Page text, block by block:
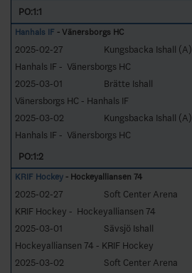
PO:1:1
Hanhals IF - Vänersborgs HC
2025-02-27
Kungsbacka Ishall (A)
Hanhals IF - Vänersborgs HC
2025-03-01
Brätte Ishall
Vänersborgs HC - Hanhals IF
2025-03-02
Kungsbacka Ishall (A)
Hanhals IF - Vänersborgs HC
PO:1:2
KRIF Hockey - Hockeyalliansen 74
2025-02-27
Soft Center Arena
KRIF Hockey - Hockeyalliansen 74
2025-03-01
Sävsjö Ishall
Hockeyalliansen 74 - KRIF Hockey
2025-03-02
Soft Center Arena